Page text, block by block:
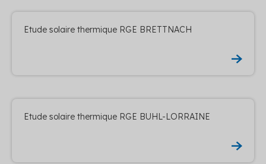
Etude solaire thermique RGE BRETTNACH
Etude solaire thermique RGE BUHL-LORRAINE